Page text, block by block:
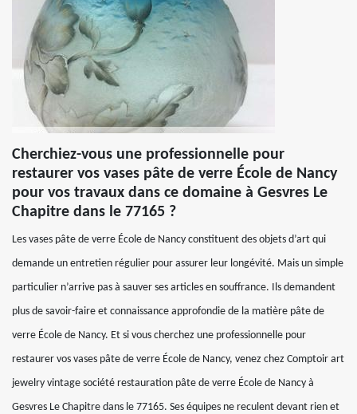
Cherchiez-vous une professionnelle pour
restaurer vos vases pâte de verre École de Nancy
pour vos travaux dans ce domaine à Gesvres Le
Chapitre dans le 77165 ?
Les vases pâte de verre École de Nancy constituent des objets d’art qui
demande un entretien régulier pour assurer leur longévité. Mais un simple
particulier n’arrive pas à sauver ses articles en souffrance. Ils demandent
plus de savoir-faire et connaissance approfondie de la matière pâte de
verre École de Nancy. Et si vous cherchez une professionnelle pour
restaurer vos vases pâte de verre École de Nancy, venez chez Comptoir art
jewelry vintage société restauration pâte de verre École de Nancy à
Gesvres Le Chapitre dans le 77165. Ses équipes ne reculent devant rien et